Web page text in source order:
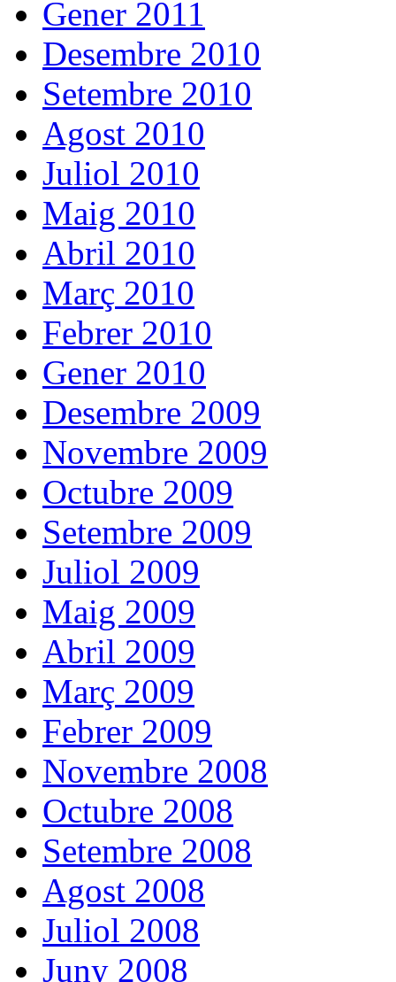
Gener 2011
Desembre 2010
Setembre 2010
Agost 2010
Juliol 2010
Maig 2010
Abril 2010
Març 2010
Febrer 2010
Gener 2010
Desembre 2009
Novembre 2009
Octubre 2009
Setembre 2009
Juliol 2009
Maig 2009
Abril 2009
Març 2009
Febrer 2009
Novembre 2008
Octubre 2008
Setembre 2008
Agost 2008
Juliol 2008
Juny 2008